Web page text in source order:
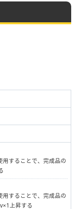
用することで、完成品の
用することで、完成品の
上昇する